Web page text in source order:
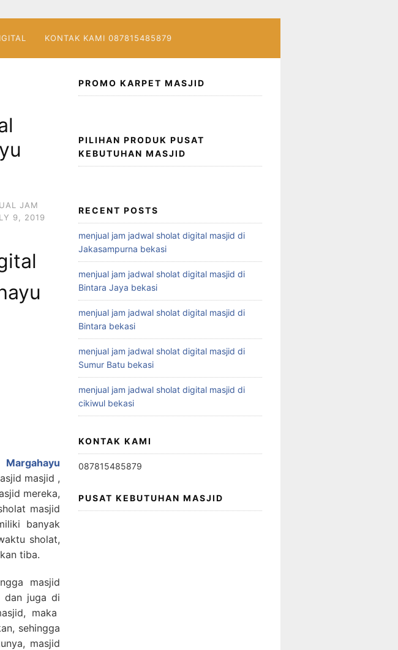
KONTAK KAMI 087815485879
JAM
9, 2019
masjid ,
mereka,
masjid
banyak
sholat,
tiba.
masjid
dan juga di
maka
sehingga
masjid
PROMO KARPET MASJID
PILIHAN PRODUK PUSAT
KEBUTUHAN MASJID
RECENT POSTS
menjual jam jadwal sholat digital masjid di
Jakasampurna bekasi
menjual jam jadwal sholat digital masjid di
Bintara Jaya bekasi
menjual jam jadwal sholat digital masjid di
Bintara bekasi
menjual jam jadwal sholat digital masjid di
Sumur Batu bekasi
menjual jam jadwal sholat digital masjid di
cikiwul bekasi
KONTAK KAMI
087815485879
PUSAT KEBUTUHAN MASJID